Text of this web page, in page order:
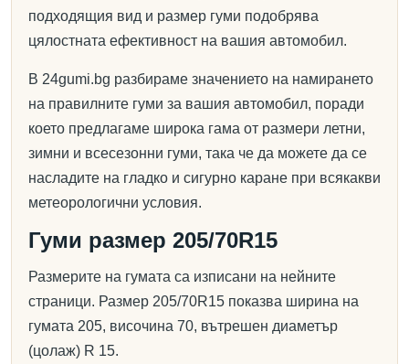
подходящия вид и размер гуми подобрява
цялостната ефективност на вашия автомобил.
В 24gumi.bg разбираме значението на намирането
на правилните гуми за вашия автомобил, поради
което предлагаме широка гама от размери летни,
зимни и всесезонни гуми, така че да можете да се
насладите на гладко и сигурно каране при всякакви
метеорологични условия.
Гуми размер 205/70R15
Размерите на гумата са изписани на нейните
страници. Размер 205/70R15 показва ширина на
гумата 205, височина 70, вътрешен диаметър
(цолаж) R 15.